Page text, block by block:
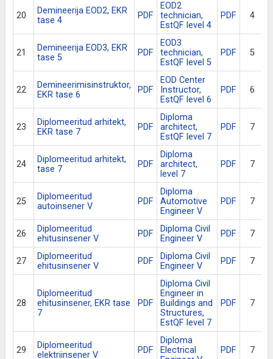
20
Demineerija EOD2, EKR
tase 4
PDF
EOD2
technician,
EstQF level 4
PDF 4
21
Demineerija EOD3, EKR
tase 5
PDF
EOD3
technician,
EstQF level 5
PDF 5
22
Demineerimisinstruktor,
EKR tase 6
PDF
EOD Center
Instructor,
EstQF level 6
PDF 6
23
Diplomeeritud arhitekt,
EKR tase 7
PDF
Diploma
architect,
EstQF level 7
PDF 7
24
Diplomeeritud arhitekt,
tase 7
PDF
Diploma
architect,
level 7
PDF 7
25
Diplomeeritud
autoinsener V
PDF
Diploma
Automotive
Engineer V
PDF 7
26
Diplomeeritud
ehitusinsener V
PDF
Diploma Civil
Engineer V
PDF 7
27
Diplomeeritud
ehitusinsener V
PDF
Diploma Civil
Engineer V
PDF 7
28
Diplomeeritud
ehitusinsener, EKR tase
7
PDF
Diploma Civil
Engineer in
Buildings and
Structures,
EstQF level 7
PDF 7
29
Diplomeeritud
elektriinsener V
PDF
Diploma
Electrical
PDF 7